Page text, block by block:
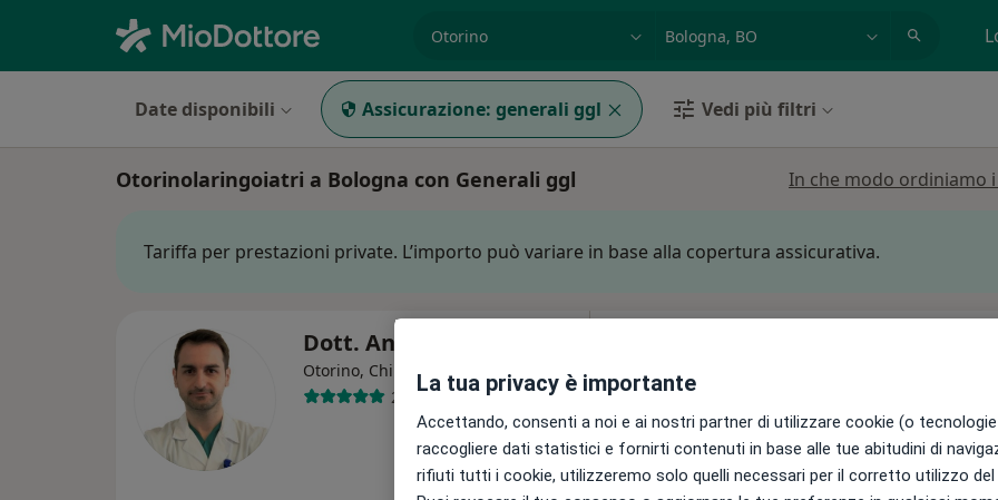
Date disponibili Assicurazione: generali ggl Vedi più filtri
Otorinolaringoiatri a Bologna con Generali ggl In che modo ordiniamo
Tariffa per prestazioni private. L’importo può variare in base alla copertura assicurativa.
Dott. Andi Abeshi
Otorino, Chirurgo Altro
267 recensioni
Non ci sono agende disponibili!
Chiedi di attivare le prenotazioni
La tua privacy è importante
Accettando, consenti a noi e ai nostri partner di utilizzare cookie (o
raccogliere dati statistici e fornirti contenuti in base alle tue abitudini di
rifiuti tutti i cookie, utilizzeremo solo quelli necessari per il corretto utilizzo